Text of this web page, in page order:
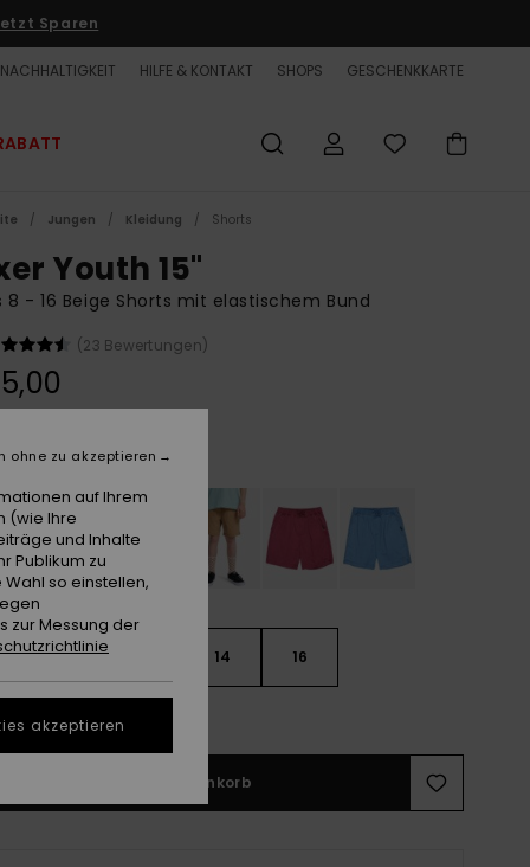
Sparen
NACHHALTIGKEIT HILFE & KONTAKT SHOPS GESCHENKKARTE
Jungen Kleidung Shorts
Youth 15"
8 - 16 Beige Shorts mit elastischem Bund
(23 Bewertungen)
Khaki
10 14 16
In den Warenkorb
auf Ihrem
(wie Ihre
und Inhalte
Publikum zu
so einstellen,
zur Messung der
ohne zu akzeptieren
akzeptieren